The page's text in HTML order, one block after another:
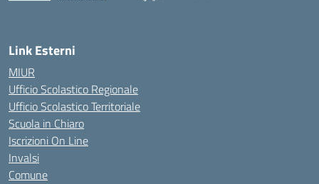
Link Esterni
MIUR
Ufficio Scolastico Regionale
Ufficio Scolastico Territoriale
Scuola in Chiaro
Iscrizioni On Line
Invalsi
Comune